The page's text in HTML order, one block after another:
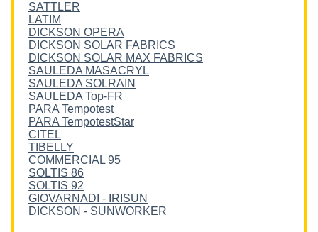
SATTLER
LATIM
DICKSON OPERA
DICKSON SOLAR FABRICS
DICKSON SOLAR MAX FABRICS
SAULEDA MASACRYL
SAULEDA SOLRAIN
SAULEDA Top-FR
PARA Tempotest
PARA TempotestStar
CITEL
TIBELLY
COMMERCIAL 95
SOLTIS 86
SOLTIS 92
GIOVARNADI - IRISUN
DICKSON - SUNWORKER